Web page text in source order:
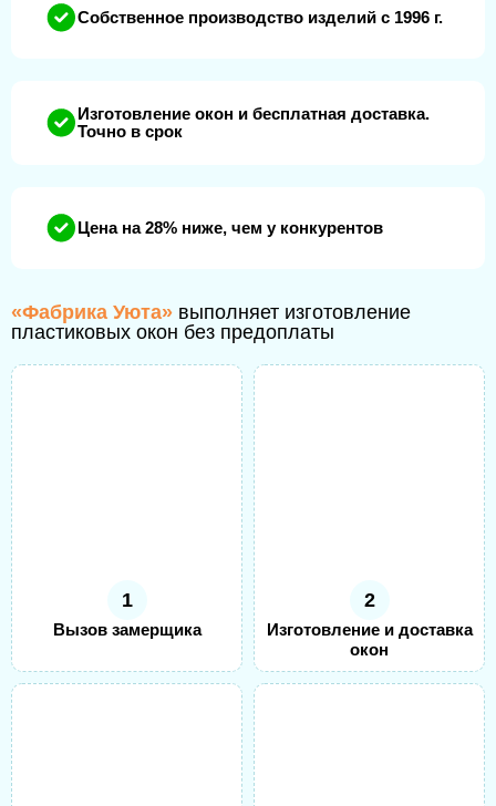
Собственное производство изделий с 1996 г.
Изготовление окон и бесплатная доставка.
Точно в срок
Цена на 28% ниже, чем у конкурентов
«Фабрика Уюта» выполняет изготовление
пластиковых окон без предоплаты
1
Вызов замерщика
2
Изготовление и доставка
окон